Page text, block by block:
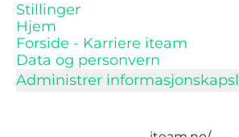
Stillinger
Hjem
Forside - Karriere iteam
Data og personvern
Administrer